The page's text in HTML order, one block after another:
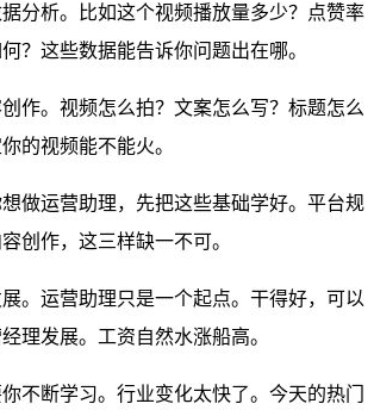
分析。比如这个视频播放量多少？点赞率
？这些数据能告诉你问题出在哪。
作。视频怎么拍？文案怎么写？标题怎么
的视频能不能火。
做运营助理，先把这些基础学好。平台规
创作，这三样缺一不可。
。运营助理只是一个起点。干得好，可以
理发展。工资自然水涨船高。
不断学习。行业变化太快了。今天的热门